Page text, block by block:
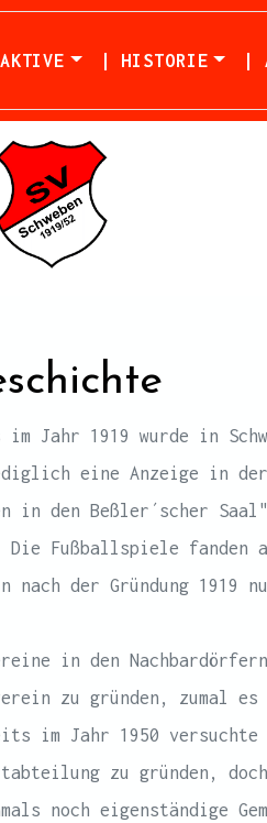
| HISTORIE |
Jahr 1919 wurde in
eine Anzeige in der
in den Beßler´scher
Die Fußballspiele fanden
der Gründung 1919
in den
zu gründen,
im Jahr 1950
zu gründen,
noch eigenständige